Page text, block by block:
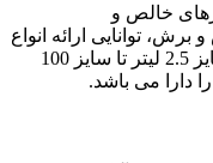
خالص و
توانایی ارائه انواع
فلاسک آرگون در حجم های متفاوت از سایز 2.5 لیتر تا سایز 100
.